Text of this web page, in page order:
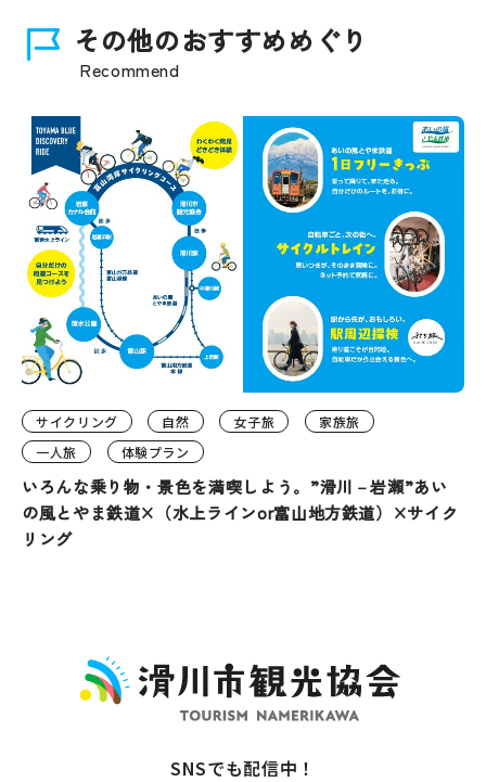
その他のおすすめめぐり
Recommend
サイクリング 自然 女子旅
家族旅
一人旅
体験プラン
いろんな乗り物・景色を満喫しよう。”滑川－岩瀬”あい
の風とやま鉄道×（水上ラインor富山地方鉄道）×サイク
リング
SNSでも配信中！